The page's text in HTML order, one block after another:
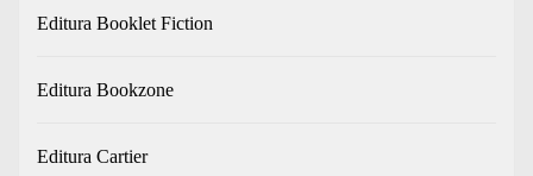
Editura Booklet Fiction
Editura Bookzone
Editura Cartier